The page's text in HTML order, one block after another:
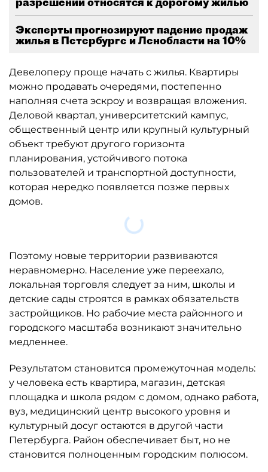
Эксперты прогнозируют падение продаж
жилья в Петербурге и Ленобласти на 10%
Девелоперу проще начать с жилья. Квартиры
наполняя счета эскроу и возвращая вложения.
Деловой квартал, университетский кампус,
общественный центр или крупный культурный
объект требуют другого горизонта
планирования, устойчивого потока
пользователей и транспортной доступности,
которая нередко появляется позже первых
домов.
Загрузка....
Поэтому новые территории развиваются
локальная торговля следует за ним, школы и
детские сады строятся в рамках обязательств
застройщиков. Но рабочие места районного и
городского масштаба возникают значительно
медленнее.
Результатом становится промежуточная модель:
площадка и школа рядом с домом, однако работа,
вуз, медицинский центр высокого уровня и
культурный досуг остаются в другой части
Петербурга. Район обеспечивает быт, но не
становится полноценным городским полюсом.